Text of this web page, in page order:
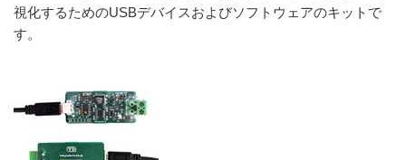
視化するためのUSBデバイスおよびソフトウェアのキットで
す。